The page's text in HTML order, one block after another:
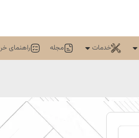
خدمات مجله راهنمای